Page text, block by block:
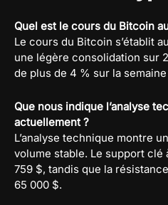
Quel est le cours du Bitcoin
Le cours du Bitcoin s’établit
une légère consolidation sur
de plus de 4 % sur la
Que nous indique l’analyse
actuellement ?
L’analyse technique montre
volume stable. Le support clé
759 $, tandis que la
65 000 $.